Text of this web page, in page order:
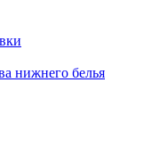
нижнего белья